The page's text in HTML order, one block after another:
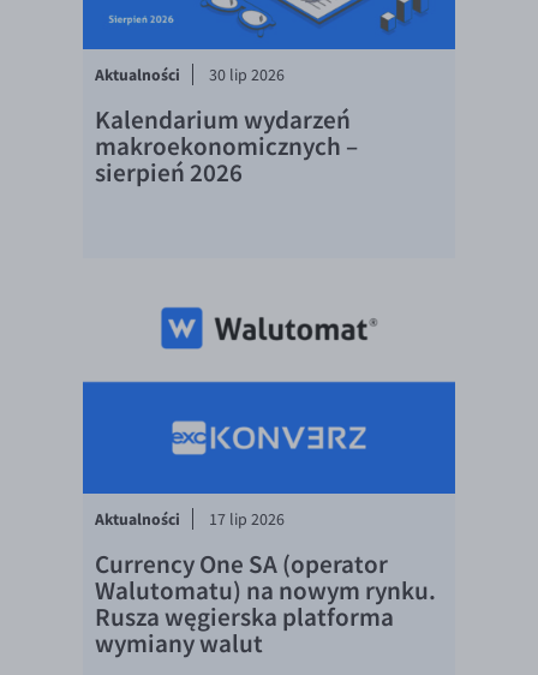
EUR/CHF
EUR/CZK
EUR/DKK
EUR/NOK
EUR/SEK
EUR/HKD
EUR/RON
EUR/SGD
EUR/TRY
Aktualności 30 lip 2026
Kalendarium wydarzeń
makroekonomicznych –
sierpień 2026
Aktualności 17 lip 2026
Currency One SA (operator
Walutomatu) na nowym rynku.
Rusza węgierska platforma
wymiany walut